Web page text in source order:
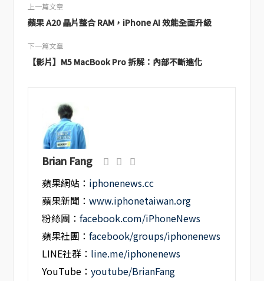
上一篇文章
蘋果 A20 晶片整合 RAM，iPhone AI 效能全面升級
下一篇文章
【影片】M5 MacBook Pro 拆解：內部不斷進化
Brian Fang
蘋果網站： iphonenews.cc
蘋果新聞：www.iphonetaiwan.org
粉絲團：facebook.com/iPhoneNews
蘋果社團：facebook/groups/iphonenews
LINE社群： line.me/iphonenews
YouTube：youtube/BrianFang